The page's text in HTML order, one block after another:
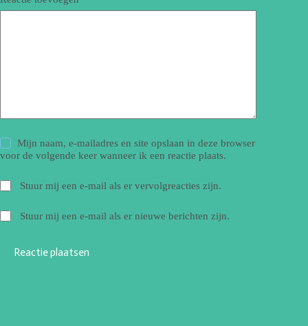
Mijn naam, e-mailadres en site opslaan in deze browser
voor de volgende keer wanneer ik een reactie plaats.
Stuur mij een e-mail als er vervolgreacties zijn.
Stuur mij een e-mail als er nieuwe berichten zijn.
Reactie plaatsen